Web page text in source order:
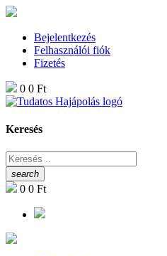
Bejelentkezés
Felhasználói fiók
Fizetés
0 0 Ft
Keresés
search
0 0 Ft